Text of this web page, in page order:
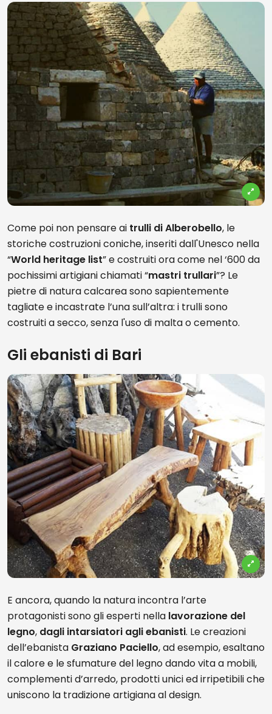
Come poi non pensare ai trulli di Alberobello, le
storiche costruzioni coniche, inseriti dall'Unesco nella
“World heritage list” e costruiti ora come nel ‘600 da
pochissimi artigiani chiamati “mastri trullari”? Le
pietre di natura calcarea sono sapientemente
tagliate e incastrate l’una sull’altra: i trulli sono
costruiti a secco, senza l'uso di malta o cemento.
Gli ebanisti di Bari
E ancora, quando la natura incontra l’arte
protagonisti sono gli esperti nella lavorazione del
legno, dagli intarsiatori agli ebanisti. Le creazioni
dell’ebanista Graziano Paciello, ad esempio, esaltano
il calore e le sfumature del legno dando vita a mobili,
complementi d’arredo, prodotti unici ed irripetibili che
uniscono la tradizione artigiana al design.